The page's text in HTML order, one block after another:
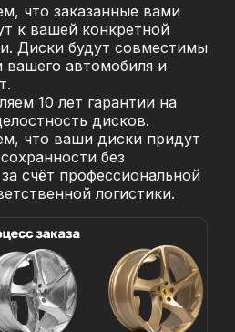
что заказанные вами
к вашей конкретной
Диски будут совместимы
вашего автомобиля и
10 лет гарантии на
дисков.
что ваши диски придут
без
счёт профессиональной
логистики.